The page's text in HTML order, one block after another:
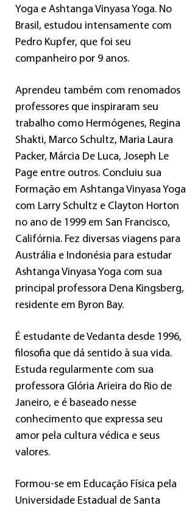
Yoga e Ashtanga Vinyasa Yoga. No
Brasil, estudou intensamente com
Pedro Kupfer, que foi seu
companheiro por 9 anos.
Aprendeu também com renomados
professores que inspiraram seu
trabalho como Hermógenes, Regina
Shakti, Marco Schultz, Maria Laura
Packer, Márcia De Luca, Joseph Le
Page entre outros. Concluiu sua
Formação em Ashtanga Vinyasa Yoga
com Larry Schultz e Clayton Horton
no ano de 1999 em San Francisco,
Califórnia. Fez diversas viagens para
Austrália e Indonésia para estudar
Ashtanga Vinyasa Yoga com sua
principal professora Dena Kingsberg,
residente em Byron Bay.
É estudante de Vedanta desde 1996,
filosofia que dá sentido à sua vida.
Estuda regularmente com sua
professora Glória Arieira do Rio de
Janeiro, e é baseado nesse
conhecimento que expressa seu
amor pela cultura védica e seus
valores.
Formou-se em Educação Física pela
Universidade Estadual de Santa